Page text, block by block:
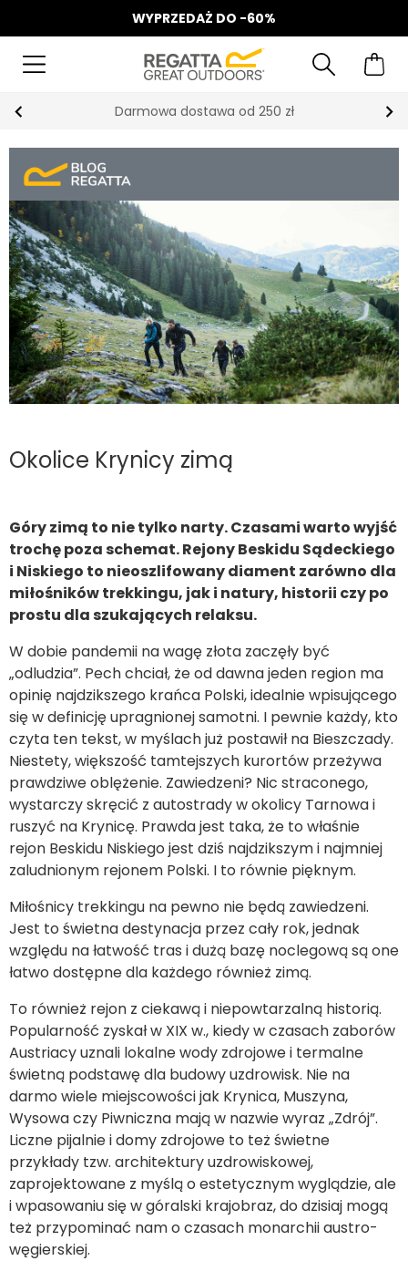
WYPRZEDAŻ DO -60%
Odbierz 15%, za zapis do Newslettera*
Okolice Krynicy zimą
Góry zimą to nie tylko narty. Czasami warto wyjść
trochę poza schemat. Rejony Beskidu Sądeckiego
i Niskiego to nieoszlifowany diament zarówno dla
miłośników trekkingu, jak i natury, historii czy po
prostu dla szukających relaksu.
W dobie pandemii na wagę złota zaczęły być
„odludzia”. Pech chciał, że od dawna jeden region ma
opinię najdzikszego krańca Polski, idealnie wpisującego
się w definicję upragnionej samotni. I pewnie każdy, kto
czyta ten tekst, w myślach już postawił na Bieszczady.
Niestety, większość tamtejszych kurortów przeżywa
prawdziwe oblężenie. Zawiedzeni? Nic straconego,
wystarczy skręcić z autostrady w okolicy Tarnowa i
ruszyć na Krynicę. Prawda jest taka, że to właśnie
rejon Beskidu Niskiego jest dziś najdzikszym i najmniej
zaludnionym rejonem Polski. I to równie pięknym.
Miłośnicy trekkingu na pewno nie będą zawiedzeni.
Jest to świetna destynacja przez cały rok, jednak
względu na łatwość tras i dużą bazę noclegową są one
łatwo dostępne dla każdego również zimą.
To również rejon z ciekawą i niepowtarzalną historią.
Popularność zyskał w XIX w., kiedy w czasach zaborów
Austriacy uznali lokalne wody zdrojowe i termalne
świetną podstawę dla budowy uzdrowisk. Nie na
darmo wiele miejscowości jak Krynica, Muszyna,
Wysowa czy Piwniczna mają w nazwie wyraz „Zdrój”.
Liczne pijalnie i domy zdrojowe to też świetne
przykłady tzw. architektury uzdrowiskowej,
zaprojektowane z myślą o estetycznym wyglądzie, ale
i wpasowaniu się w góralski krajobraz, do dzisiaj mogą
też przypominać nam o czasach monarchii austro-
węgierskiej.